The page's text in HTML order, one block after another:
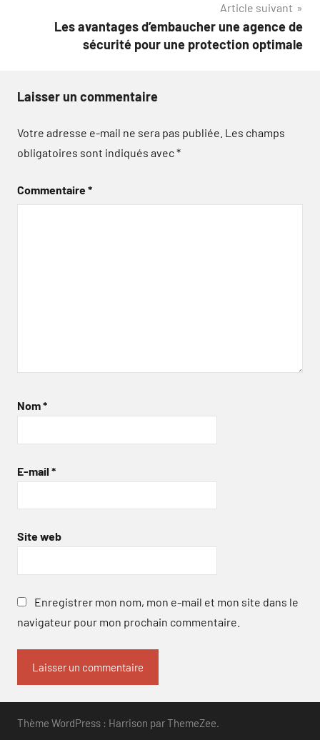
Article suivant
Les avantages d’embaucher une agence de
sécurité pour une protection optimale
Laisser un commentaire
Votre adresse e-mail ne sera pas publiée. Les champs
obligatoires sont indiqués avec*
Commentaire*
Nom*
E-mail *
Site web
Enregistrer mon nom, mon e-mail et mon site dans le
navigateur pour mon prochain commentaire.
Thème WordPress : Harrison par ThemeZee.